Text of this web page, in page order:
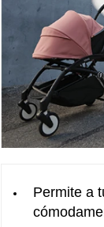
Permite a